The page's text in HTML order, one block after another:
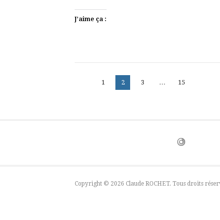
J’aime ça :
Pagination
Page
1 Page
2 Page
3 … Page
15
Copyright © 2026 Claude ROCHET. Tous droits